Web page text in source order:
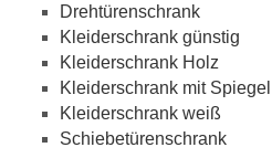
Drehtürenschrank
Kleiderschrank günstig
Kleiderschrank Holz
Kleiderschrank mit Spiegel
Kleiderschrank weiß
Schiebetürenschrank